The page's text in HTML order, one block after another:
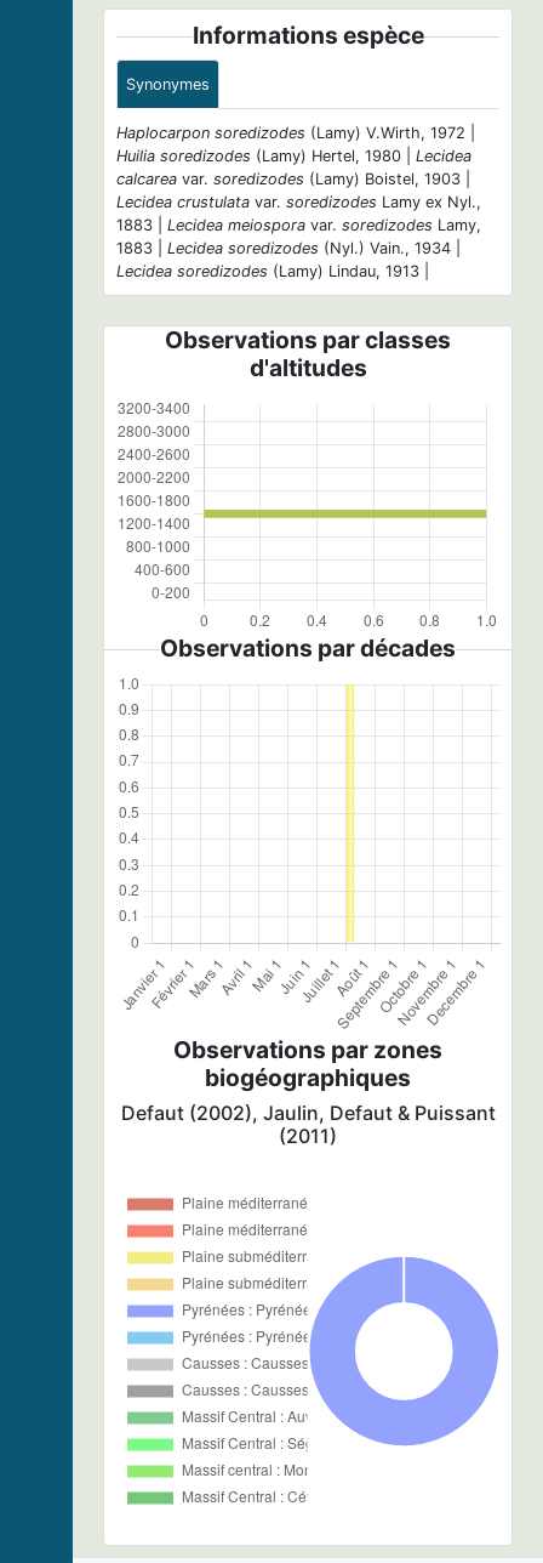
Informations espèce
Synonymes
Haplocarpon soredizodes (Lamy) V.Wirth, 1972 |
Huilia soredizodes (Lamy) Hertel, 1980 | Lecidea
calcarea var. soredizodes (Lamy) Boistel, 1903 |
Lecidea crustulata var. soredizodes Lamy ex Nyl.,
1883 | Lecidea meiospora var. soredizodes Lamy,
1883 | Lecidea soredizodes (Nyl.) Vain., 1934 |
Lecidea soredizodes (Lamy) Lindau, 1913 |
Observations par classes
d'altitudes
Observations par décades
Observations par zones
biogéographiques
Defaut (2002), Jaulin, Defaut & Puissant
(2011)